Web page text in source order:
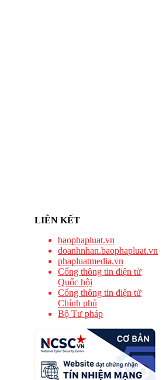
LIÊN KẾT
baophapluat.vn
doanhnhan.baophapluat.vn
phapluatmedia.vn
Cổng thông tin điện tử
Quốc hội
Cổng thông tin điện tử
Chính phủ
Bộ Tư pháp